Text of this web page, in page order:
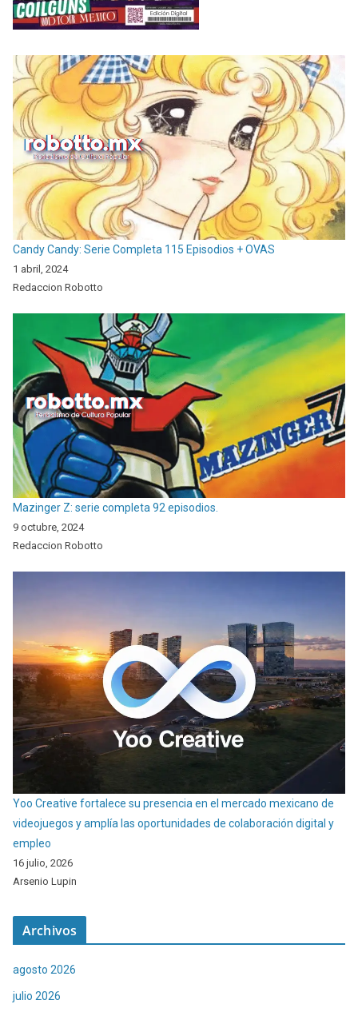
Candy Candy: Serie Completa 115 Episodios + OVAS
1 abril, 2024
Redaccion Robotto
Mazinger Z: serie completa 92 episodios.
9 octubre, 2024
Redaccion Robotto
Yoo Creative fortalece su presencia en el mercado mexicano de
videojuegos y amplía las oportunidades de colaboración digital y
empleo
16 julio, 2026
Arsenio Lupin
Archivos
agosto 2026
julio 2026